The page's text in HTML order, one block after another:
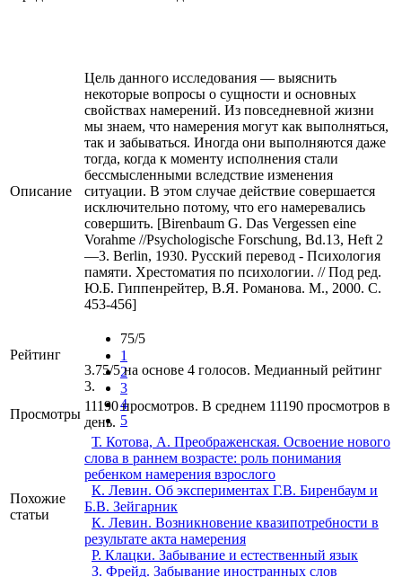
Описание
Цель данного исследования — выяснить
некоторые вопросы о сущности и основных
свойствах намерений. Из повседневной жизни
мы знаем, что намерения могут как выполняться,
так и забываться. Иногда они выполняются даже
тогда, когда к моменту исполнения стали
бессмысленными вследствие изменения
ситуации. В этом случае действие совершается
исключительно потому, что его намеревались
совершить. [Birenbaum G. Das Vergessen eine
Vorahme //Psychologische Forschung, Bd.13, Heft 2
—3. Berlin, 1930. Русский перевод - Психология
памяти. Хрестоматия по психологии. // Под ред.
Ю.Б. Гиппенрейтер, В.Я. Романова. М., 2000. С.
453-456]
Рейтинг
75/5
1
2
3
4
5
3.75/5 на основе 4 голосов. Медианный рейтинг
3.
Просмотры
11190 просмотров. В среднем 11190 просмотров в
день.
Похожие
статьи
Т. Котова, А. Преображенская. Освоение нового
слова в раннем возрасте: роль понимания
ребенком намерения взрослого
К. Левин. Об экспериментах Г.В. Биренбаум и
Б.В. Зейгарник
К. Левин. Возникновение квазипотребности в
результате акта намерения
Р. Клацки. Забывание и естественный язык
З. Фрейд. Забывание иностранных слов